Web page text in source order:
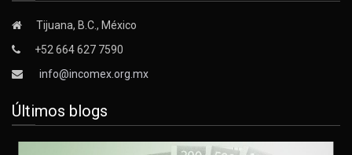
Tijuana, B.C., México
+52 664 627 7590
info@incomex.org.mx
Últimos blogs